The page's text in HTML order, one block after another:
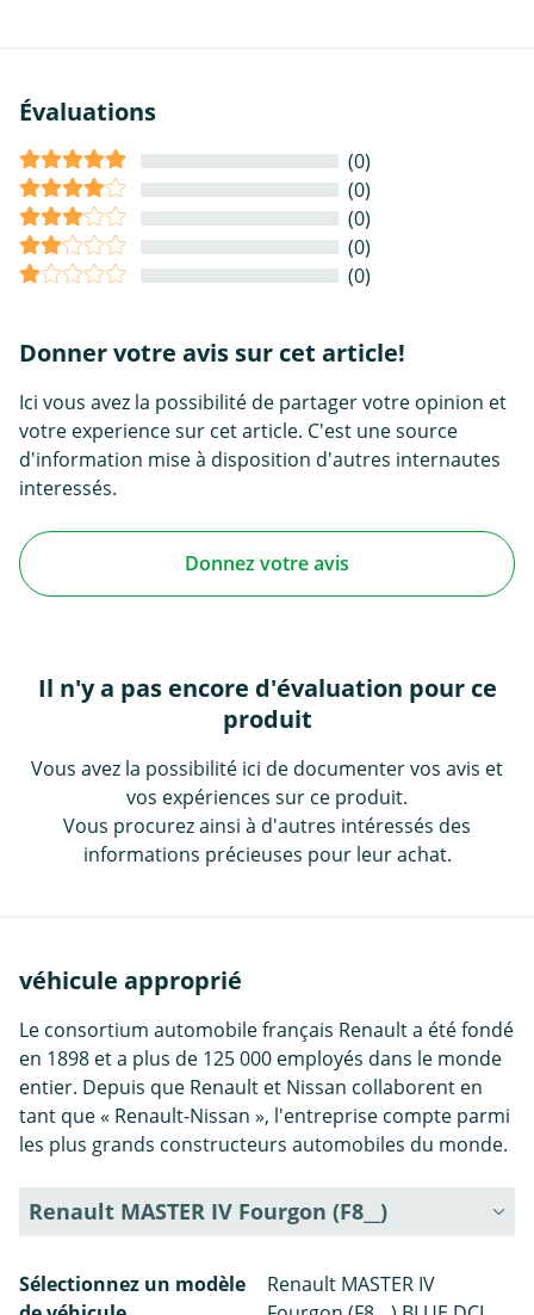
Évaluations
(0)
(0)
(0)
(0)
(0)
Donner votre avis sur cet article!
Ici vous avez la possibilité de partager votre opinion et
votre experience sur cet article. C'est une source
d'information mise à disposition d'autres internautes
interessés.
Donnez votre avis
Il n'y a pas encore d'évaluation pour ce
produit
Vous avez la possibilité ici de documenter vos avis et
vos expériences sur ce produit.
Vous procurez ainsi à d'autres intéressés des
informations précieuses pour leur achat.
véhicule approprié
Le consortium automobile français Renault a été fondé
en 1898 et a plus de 125 000 employés dans le monde
entier. Depuis que Renault et Nissan collaborent en
tant que « Renault-Nissan », l'entreprise compte parmi
les plus grands constructeurs automobiles du monde.
Renault MASTER IV Fourgon (F8__)
Sélectionnez un modèle
Renault MASTER IV